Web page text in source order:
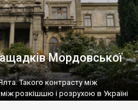
Мордовської
Такого контрасту між
між розкішшю і розрухою в Україні